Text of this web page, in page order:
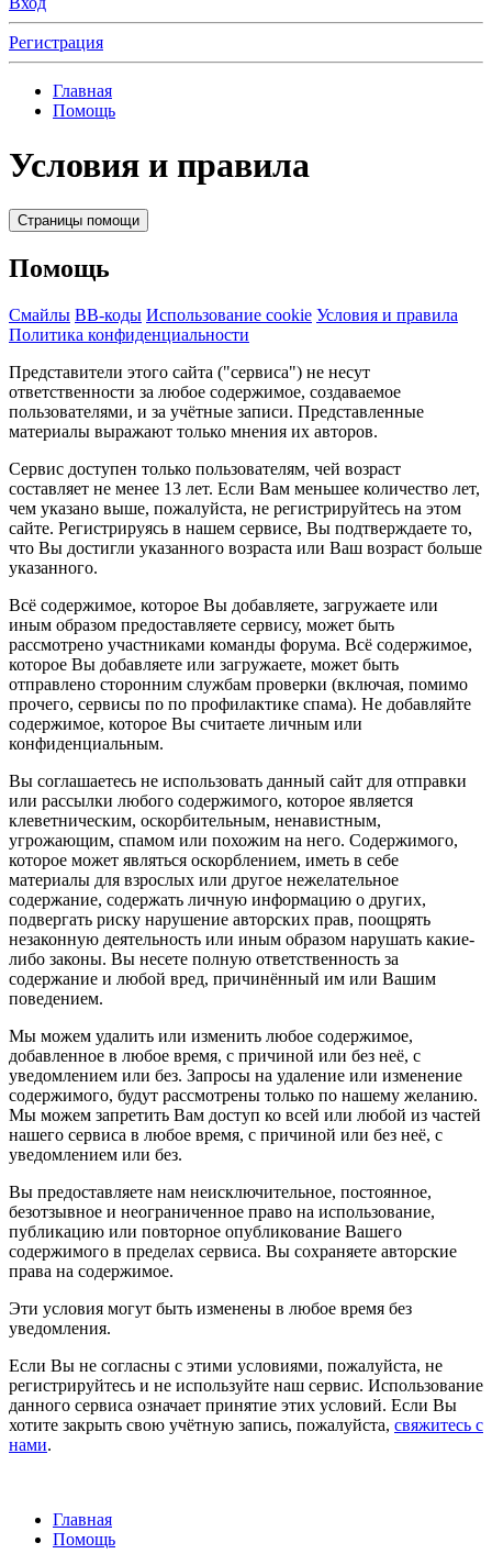
Регистрация
Главная
Помощь
Условия и правила
Страницы помощи
Помощь
Смайлы BB-коды Использование cookie Условия и правила
Политика конфиденциальности
Представители этого сайта ("сервиса") не несут
ответственности за любое содержимое, создаваемое
пользователями, и за учётные записи. Представленные
материалы выражают только мнения их авторов.
Сервис доступен только пользователям, чей возраст
составляет не менее 13 лет. Если Вам меньшее количество лет,
чем указано выше, пожалуйста, не регистрируйтесь на этом
сайте. Регистрируясь в нашем сервисе, Вы подтверждаете то,
что Вы достигли указанного возраста или Ваш возраст больше
указанного.
Всё содержимое, которое Вы добавляете, загружаете или
иным образом предоставляете сервису, может быть
рассмотрено участниками команды форума. Всё содержимое,
которое Вы добавляете или загружаете, может быть
отправлено сторонним службам проверки (включая, помимо
прочего, сервисы по по профилактике спама). Не добавляйте
содержимое, которое Вы считаете личным или
конфиденциальным.
Вы соглашаетесь не использовать данный сайт для отправки
или рассылки любого содержимого, которое является
клеветническим, оскорбительным, ненавистным,
угрожающим, спамом или похожим на него. Содержимого,
которое может являться оскорблением, иметь в себе
материалы для взрослых или другое нежелательное
содержание, содержать личную информацию о других,
подвергать риску нарушение авторских прав, поощрять
незаконную деятельность или иным образом нарушать какие-
либо законы. Вы несете полную ответственность за
содержание и любой вред, причинённый им или Вашим
поведением.
Мы можем удалить или изменить любое содержимое,
добавленное в любое время, с причиной или без неё, с
уведомлением или без. Запросы на удаление или изменение
содержимого, будут рассмотрены только по нашему желанию.
Мы можем запретить Вам доступ ко всей или любой из частей
нашего сервиса в любое время, с причиной или без неё, с
уведомлением или без.
Вы предоставляете нам неисключительное, постоянное,
безотзывное и неограниченное право на использование,
публикацию или повторное опубликование Вашего
содержимого в пределах сервиса. Вы сохраняете авторские
права на содержимое.
Эти условия могут быть изменены в любое время без
уведомления.
Если Вы не согласны с этими условиями, пожалуйста, не
регистрируйтесь и не используйте наш сервис. Использование
данного сервиса означает принятие этих условий. Если Вы
хотите закрыть свою учётную запись, пожалуйста, свяжитесь с
нами.
Главная
Помощь